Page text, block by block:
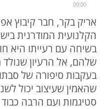
00:00
אריק בקר, חבר קיבוץ
בשיחה עם רעייתו היא
שלהם, אל הרעיון
בעקבות סיפורה של
שהאמין שעיצוב יכול
סטיגמות ועם הרבה